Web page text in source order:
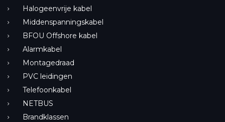
Halogeenvrije kabel
Middenspanningskabel
BFOU Offshore kabel
Alarmkabel
Montagedraad
PVC leidingen
Telefoonkabel
NETBUS
Brandklassen